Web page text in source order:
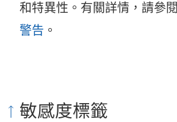
和特異性。有關詳情，請參閱
警告 。
敏感度標籤